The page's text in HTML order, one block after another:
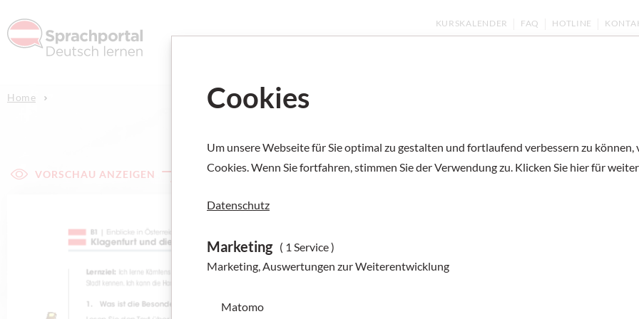
KURSKALENDER FAQ HOTLINE
Home
VORSCHAU ANZEIGEN
Materialien
Österreich:
Lindwurm
Cookies
Um unsere Webseite für Sie optimal zu gestalten und fortlaufend verbessern zu
Cookies. Wenn Sie fortfahren, stimmen Sie der Verwendung zu. Klicken Sie hier für
Datenschutz
Marketing ( 1 Service )
Marketing, Auswertungen zur Weiterentwicklung
Matomo